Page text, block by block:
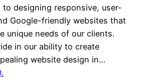
to designing responsive, user-
Google-friendly websites that
unique needs of our clients.
in our ability to create
website design in…